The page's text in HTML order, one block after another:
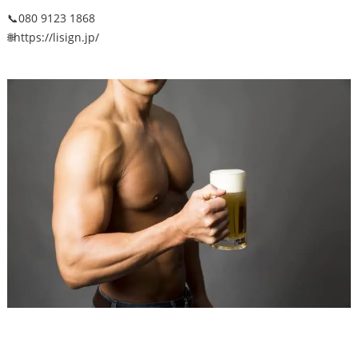
📞080 9123 1868
🌐https://lisign.jp/